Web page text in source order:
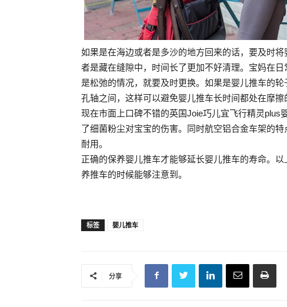
如果是在海边或者是多沙的地方回来的话，要及时
者是藏在缝隙中，时间长了更加不好清理。宝妈在
是松弛的情况，就要及时更换。如果是婴儿推车的
孔轴之间，这样可以避免婴儿推车长时间都处在摩擦
现在市面上口碑不错的英国Joie巧儿宜飞行精灵
了细菌粉尘对宝宝的伤害。同时航空铝合金车架的
耐用。
正确的保养婴儿推车才能够延长婴儿推车的寿命。
养推车的时候能够注意到。
标签 婴儿推车
分享